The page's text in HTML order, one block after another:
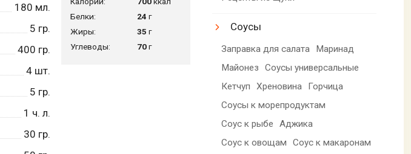
180 мл.
5 гр.
400 гр.
4шт.
5 гр.
1 ч. л.
30 гр.
Белки:
24 г
Жиры:
35 г
Углеводы:
70г
Соусы
Заправка для салата
Маринад
Майонез
Соусы универсальные
Кетчуп
Хреновина
Горчица
Соусы к морепродуктам
Соус к рыбе
Аджика
Соус к овощам
Соус к макаронам